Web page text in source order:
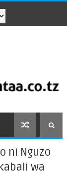
ni Nguzo
wa